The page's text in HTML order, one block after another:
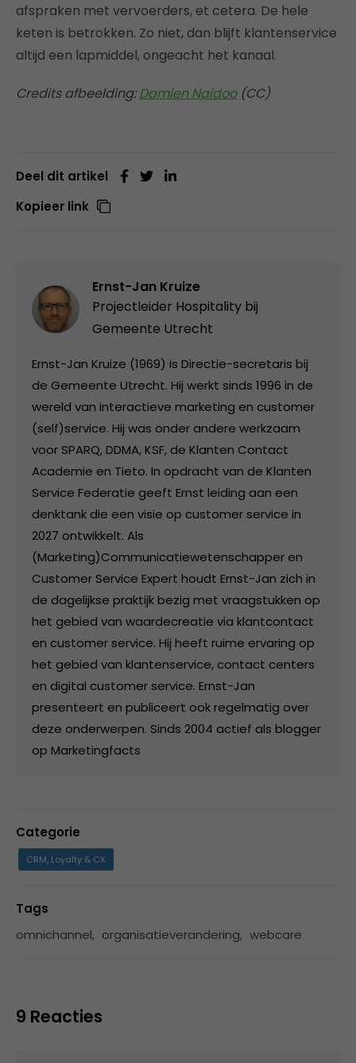
afspraken met vervoerders, et cetera. De hele
keten is betrokken. Zo niet, dan blijft klantenservice
altijd een lapmiddel, ongeacht het kanaal.
Credits afbeelding:Damien Naidoo(CC)
Deel dit artikel
Kopieer link
Ernst-Jan Kruize
Projectleider Hospitality bij
Gemeente Utrecht
Ernst-Jan Kruize (1969) is Directie-secretaris bij
de Gemeente Utrecht. Hij werkt sinds 1996 in de
wereld van interactieve marketing en customer
(self)service. Hij was onder andere werkzaam
voor SPARQ, DDMA, KSF, de Klanten Contact
Academie en Tieto. In opdracht van de Klanten
Service Federatie geeft Ernst leiding aan een
denktank die een visie op customer service in
2027 ontwikkelt. Als
(Marketing)Communicatiewetenschapper en
Customer Service Expert houdt Ernst-Jan zich in
de dagelijkse praktijk bezig met vraagstukken op
het gebied van waardecreatie via klantcontact
en customer service. Hij heeft ruime ervaring op
het gebied van klantenservice, contact centers
en digital customer service. Ernst-Jan
presenteert en publiceert ook regelmatig over
deze onderwerpen. Sinds 2004 actief als blogger
op Marketingfacts
Categorie
CRM, Loyalty & CX
Tags
omnichannel, organisatieverandering, webcare
9 Reacties